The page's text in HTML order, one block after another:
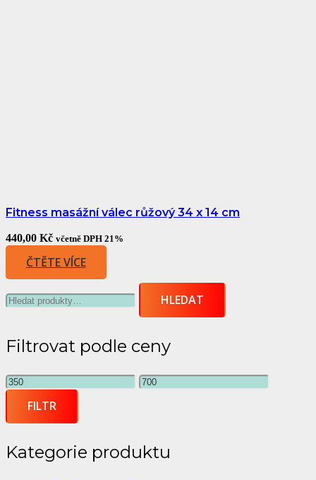
Fitness masážní válec růžový 34 x 14 cm
440,00 Kč včetně DPH 21%
ČTĚTE VÍCE
HLEDAT
Filtrovat podle ceny
Minimální
cena
Maximální
cena
FILTR
Kategorie produktu